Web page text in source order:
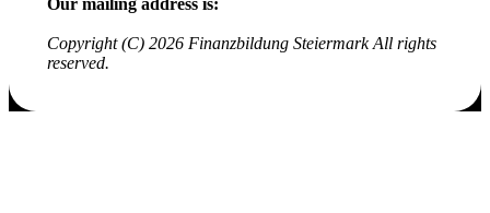
Our mailing address is:
Copyright (C) 2026 Finanzbildung Steiermark All rights
reserved.